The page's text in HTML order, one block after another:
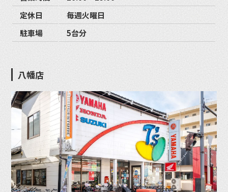
定休日
毎週火曜日
駐車場
5台分
八幡店